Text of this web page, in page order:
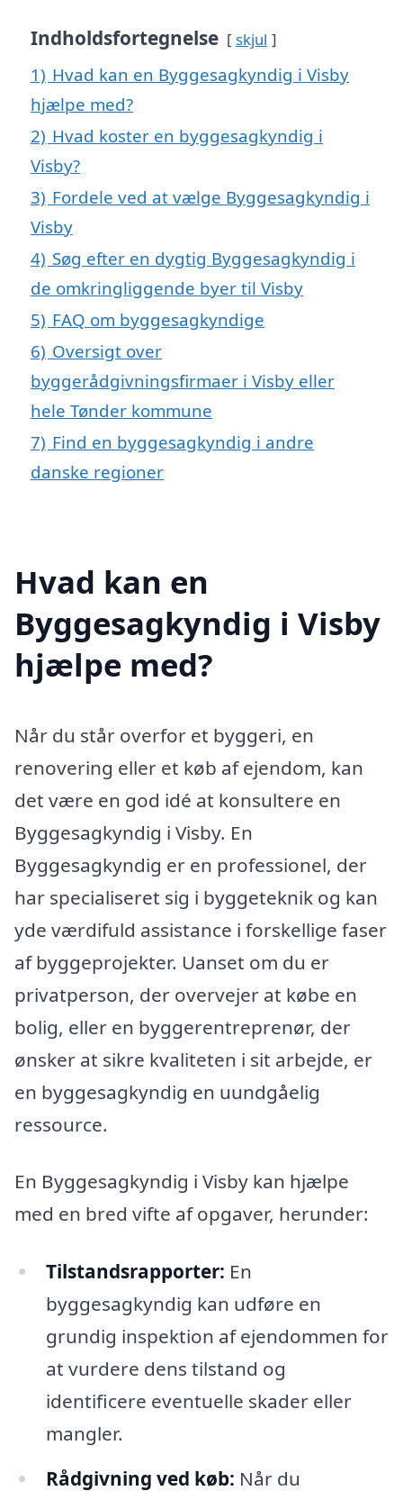
Indholdsfortegnelse skjul
1) Hvad kan en Byggesagkyndig i Visby
hjælpe med?
2) Hvad koster en byggesagkyndig i
Visby?
3) Fordele ved at vælge Byggesagkyndig i
Visby
4) Søg efter en dygtig Byggesagkyndig i
de omkringliggende byer til Visby
5) FAQ om byggesagkyndige
6) Oversigt over
byggerådgivningsfirmaer i Visby eller
hele Tønder kommune
7) Find en byggesagkyndig i andre
danske regioner
Hvad kan en
Byggesagkyndig i Visby
hjælpe med?
Når du står overfor et byggeri, en
renovering eller et køb af ejendom, kan
det være en god idé at konsultere en
Byggesagkyndig i Visby. En
Byggesagkyndig er en professionel, der
har specialiseret sig i byggeteknik og kan
yde værdifuld assistance i forskellige faser
af byggeprojekter. Uanset om du er
privatperson, der overvejer at købe en
bolig, eller en byggerentreprenør, der
ønsker at sikre kvaliteten i sit arbejde, er
en byggesagkyndig en uundgåelig
ressource.
En Byggesagkyndig i Visby kan hjælpe
med en bred vifte af opgaver, herunder:
Tilstandsrapporter: En
byggesagkyndig kan udføre en
grundig inspektion af ejendommen for
at vurdere dens tilstand og
identificere eventuelle skader eller
mangler.
Rådgivning ved køb: Når du